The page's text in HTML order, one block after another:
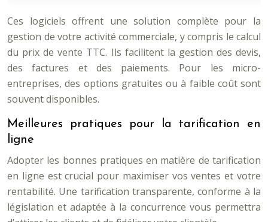
Ces logiciels offrent une solution complète pour la
gestion de votre activité commerciale, y compris le calcul
du prix de vente TTC. Ils facilitent la gestion des devis,
des factures et des paiements. Pour les micro-
entreprises, des options gratuites ou à faible coût sont
souvent disponibles.
Meilleures pratiques pour la tarification en
ligne
Adopter les bonnes pratiques en matière de tarification
en ligne est crucial pour maximiser vos ventes et votre
rentabilité. Une tarification transparente, conforme à la
législation et adaptée à la concurrence vous permettra